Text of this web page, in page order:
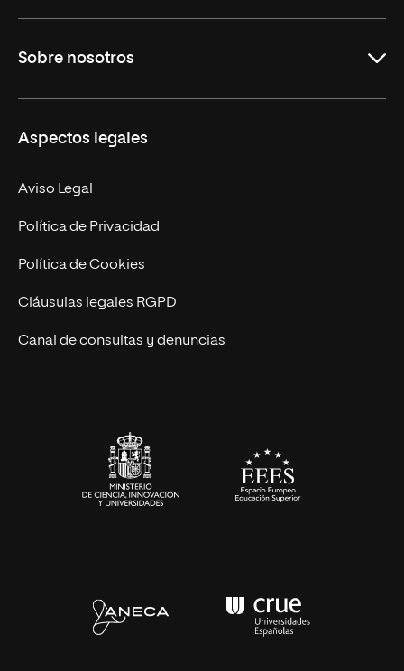
Derecho
Empresa
MBA
Marketing y Comunicación
Ingeniería
Diseño
Ciencias de la Salud
Sobre nosotros
Nuestro Equipo
Contacto
Aspectos legales
Aviso Legal
Política de Privacidad
Política de Cookies
Cláusulas legales RGPD
Canal de consultas y denuncias